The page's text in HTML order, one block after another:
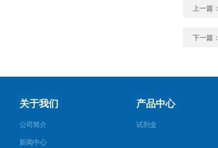
上一篇
下一篇
关于我们
公司简介
新闻中心
产品中心
试剂盒